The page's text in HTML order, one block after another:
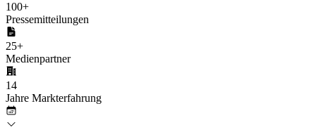
100+
Pressemitteilungen
25+
Medienpartner
14
Jahre Markterfahrung